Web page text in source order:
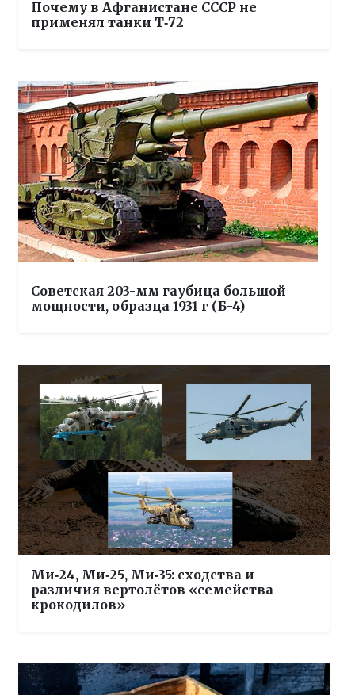
Почему в Афганистане СССР не
применял танки Т‑72
Советская 203-мм гаубица большой
мощности, образца 1931 г (Б-4)
Ми‑24, Ми‑25, Ми‑35: сходства и
различия вертолётов «семейства
крокодилов»